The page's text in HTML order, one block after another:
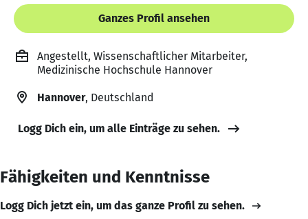
Ganzes Profil ansehen
Angestellt, Wissenschaftlicher Mitarbeiter,
Medizinische Hochschule Hannover
Hannover, Deutschland
Logg Dich ein, um alle Einträge zu sehen.
Fähigkeiten und Kenntnisse
Logg Dich jetzt ein, um das ganze Profil zu sehen.